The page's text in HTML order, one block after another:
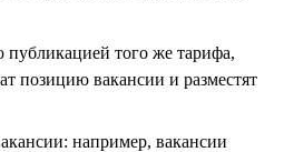
публикацией того же тарифа,
позицию вакансии и разместят
например, вакансии